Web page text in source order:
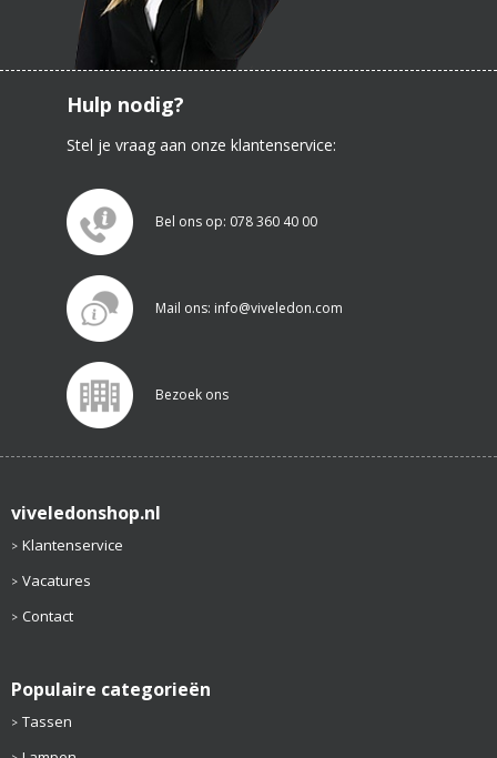
Hulp nodig?
Stel je vraag aan onze klantenservice:
Bel ons op: 078 360 40 00
Mail ons: info@viveledon.com
Bezoek ons
viveledonshop.nl
Klantenservice
Vacatures
Contact
Populaire categorieën
Tassen